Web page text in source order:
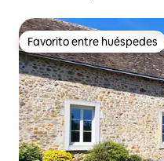
Favorito entre huéspedes
Favorito entre huéspedes